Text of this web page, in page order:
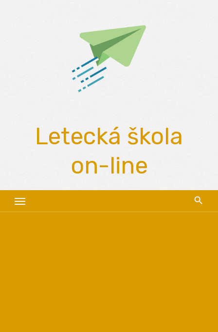
Letecká škola
on-line